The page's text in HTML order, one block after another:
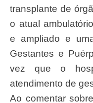
transplante de
o atual
e ampliado e
Gestantes e
vez que o
atendimento de
Ao comentar sobre o repasse de recursos do